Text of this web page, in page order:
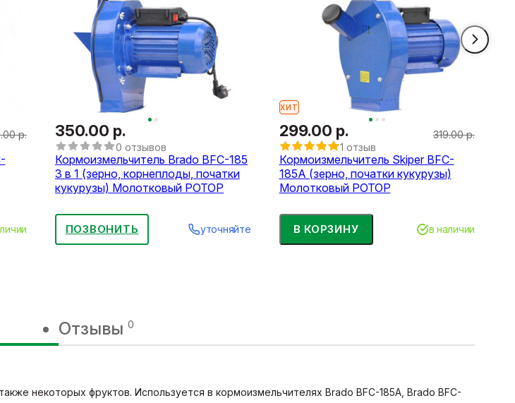
р.
350.00 р.
0 отзывов
Кормоизмельчитель Brado BFC-185
3 в 1 (зерно, корнеплоды, початки
кукурузы) Молотковый РОТОР
ПОЗВОНИТЬ уточняйте
ХИТ
299.00 р.
319.00 р.
1 отзыв
Кормоизмельчитель Skiper BFC-
185A (зерно, початки кукурузы)
Молотковый РОТОР
В КОРЗИНУ в наличии
Отзывы 0
некоторых фруктов. Используется в кормоизмельчителях Brado BFC-185A, Brado BFC-